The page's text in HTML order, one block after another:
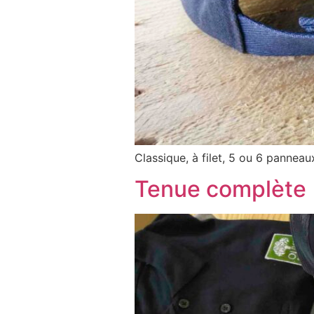
Classique, à filet, 5 ou 6
Tenue complète